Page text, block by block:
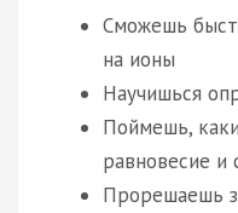
Сможешь
на ионы
Научишься
Поймешь,
равновесие и
Прорешаешь